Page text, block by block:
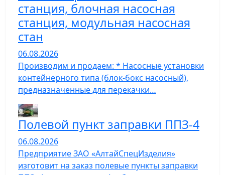
станция, блочная насосная
станция, модульная насосная
стан
06.08.2026
Производим и продаем: * Насосные установки
контейнерного типа (блок-бокс насосный),
предназначенные для перекачки…
Полевой пункт заправки ППЗ-4
06.08.2026
Предприятие ЗАО «АлтайСпецИзделия»
изготовит на заказ полевые пункты заправки